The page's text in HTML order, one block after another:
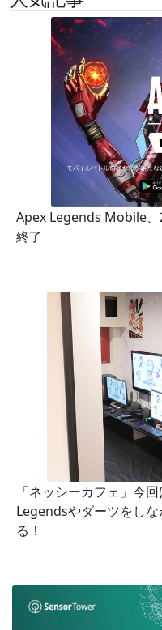
Apex Legends Mobile
終了
「ネッシーカフェ」今
Legendsやダーツをし
る！